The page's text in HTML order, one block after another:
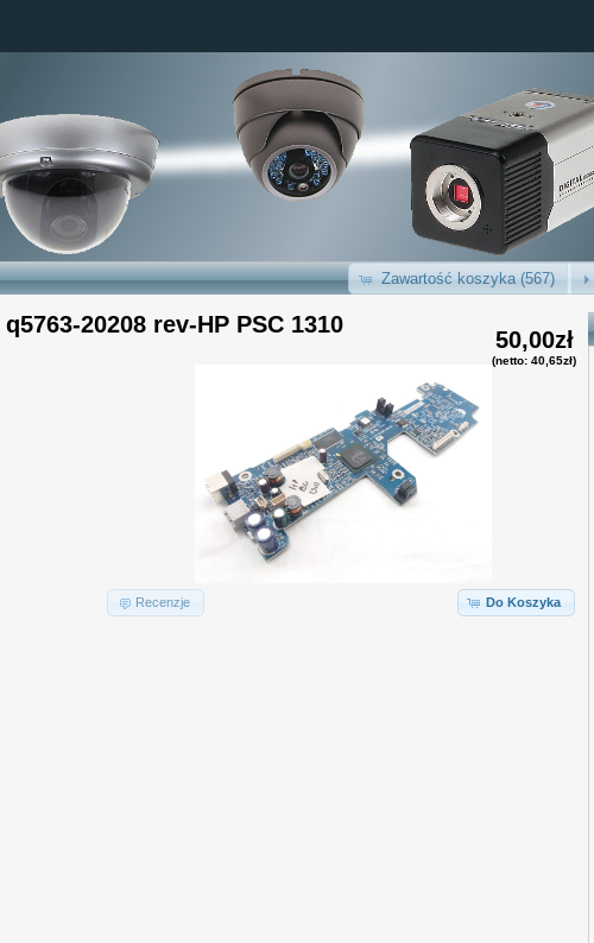
Zawartość koszyka (567)
50,00zł
(netto: 40,65zł)
q5763-20208 rev-HP PSC 1310
Do Koszyka
Recenzje